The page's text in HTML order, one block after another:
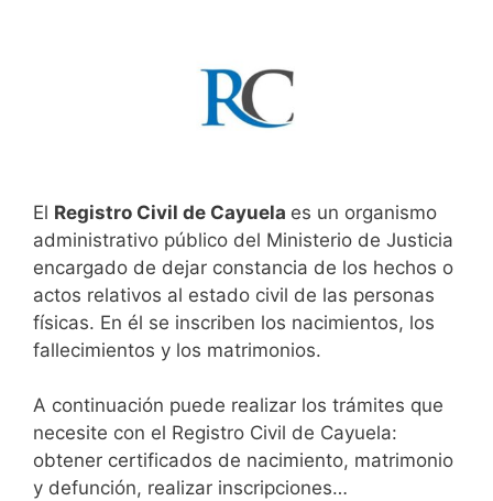
El Registro Civil de Cayuela es un organismo
administrativo público del Ministerio de Justicia
encargado de dejar constancia de los hechos o
actos relativos al estado civil de las personas
físicas. En él se inscriben los nacimientos, los
fallecimientos y los matrimonios.
A continuación puede realizar los trámites que
necesite con el Registro Civil de Cayuela:
obtener certificados de nacimiento, matrimonio
y defunción, realizar inscripciones…